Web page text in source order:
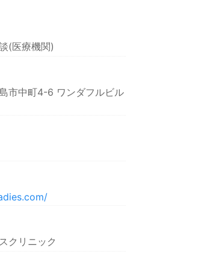
(医療機関)
市中町4-6 ワンダフルビル
クリニック